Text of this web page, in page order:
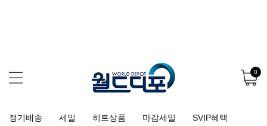
0
정기배송 세일 히트상품 마감세일 SVIP혜택